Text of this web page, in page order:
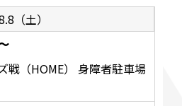
（土）
戦（HOME） 身障者駐車場